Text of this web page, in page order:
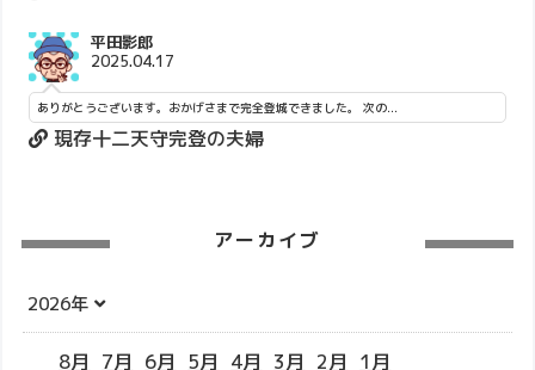
平田影郎
2025.04.17
ありがとうございます。おかげさまで完全登城できました。 次の...
現存十二天守完登の夫婦
アーカイブ
2026年
8月 7月 6月 5月 4月 3月 2月 1月